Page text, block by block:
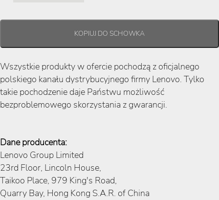
Wszystkie produkty w ofercie pochodzą z oficjalnego
polskiego kanału dystrybucyjnego firmy Lenovo. Tylko
takie pochodzenie daje Państwu możliwość
bezproblemowego skorzystania z gwarancji.
Dane producenta:
Lenovo Group Limited
23rd Floor, Lincoln House,
Taikoo Place, 979 King's Road,
Quarry Bay, Hong Kong S.A.R. of China